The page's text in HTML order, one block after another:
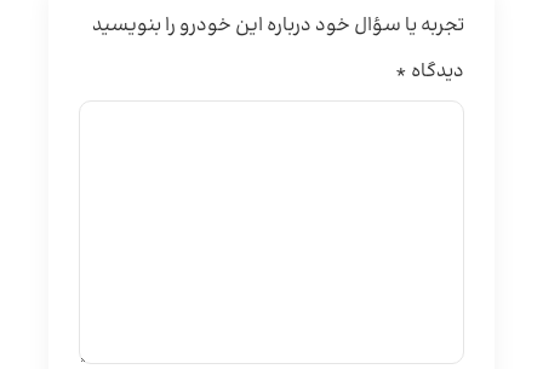
تجربه یا سؤال خود درباره این خودرو را بنویسید
دیدگاه *